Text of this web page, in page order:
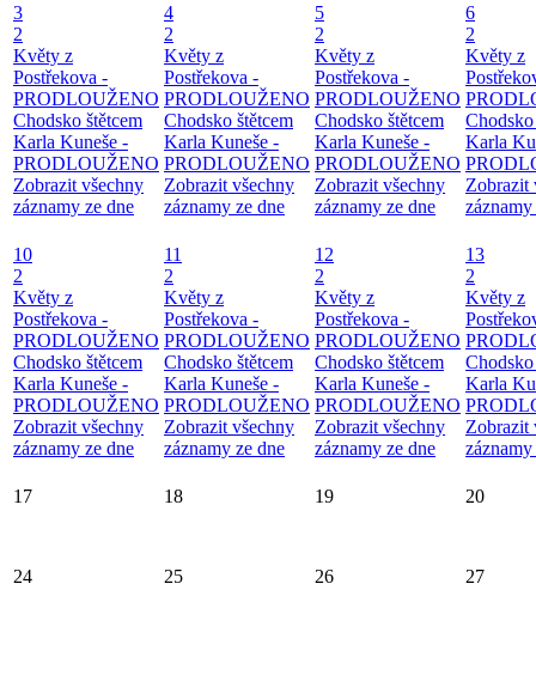
3
2
Květy z
Postřekova -
PRODLOUŽENO
Chodsko štětcem
Karla Kuneše -
PRODLOUŽENO
Zobrazit všechny
záznamy ze dne
4
2
Květy z
Postřekova -
PRODLOUŽENO
Chodsko štětcem
Karla Kuneše -
PRODLOUŽENO
Zobrazit všechny
záznamy ze dne
5
2
Květy z
Postřekova -
PRODLOUŽENO
Chodsko štětcem
Karla Kuneše -
PRODLOUŽENO
Zobrazit všechny
záznamy ze dne
6
2
Květy z
Chodsko
Karla
Zobrazit
10
2
Květy z
Postřekova -
PRODLOUŽENO
Chodsko štětcem
Karla Kuneše -
PRODLOUŽENO
Zobrazit všechny
záznamy ze dne
11
2
Květy z
Postřekova -
PRODLOUŽENO
Chodsko štětcem
Karla Kuneše -
PRODLOUŽENO
Zobrazit všechny
záznamy ze dne
12
2
Květy z
Postřekova -
PRODLOUŽENO
Chodsko štětcem
Karla Kuneše -
PRODLOUŽENO
Zobrazit všechny
záznamy ze dne
13
2
Květy z
Chodsko
Karla
Zobrazit
17 18 19 20
24 25 26 27